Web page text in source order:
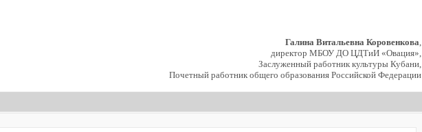
Галина Витальевна Коровенкова,
директор МБОУ ДО ЦДТиИ «Овация»,
Заслуженный работник культуры Кубани,
Почетный работник общего образования Российской Федерации